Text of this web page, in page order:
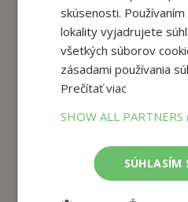
1,95€
1,85 €
Maľovanky –
autor neuvedený
skúsenosti.
lokality vyjadrujete
všetkých súborov
zásadami používania
Prečítať viac
SHOW ALL PARTNERS
SÚHLASÍM